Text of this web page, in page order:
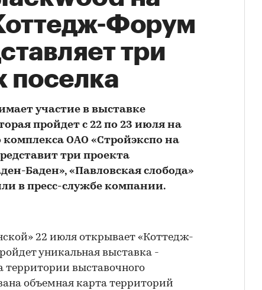
Форум
три
поселка
участие в выставке
пройдет с 22 по 23 июля на
ОАО «Стройэкспо на
три проекта
Баден», «Павловская слобода»
в пресс-службе компании.
22 июля открывает «Коттедж-
уникальная выставка -
выставочного
объемная карта территорий